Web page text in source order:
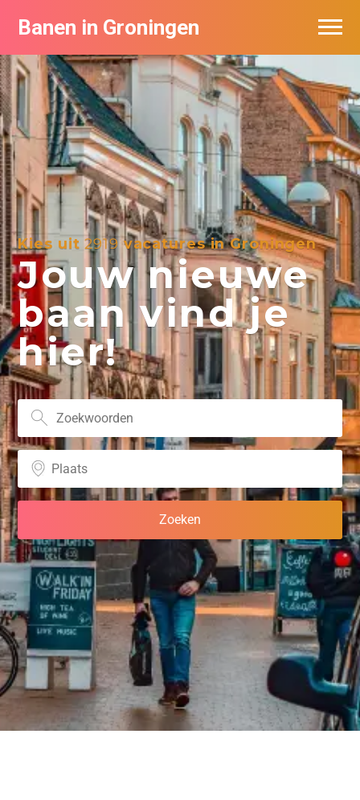
Banen in Groningen
Kies uit2919vacatures in Groningen
Jouw nieuwe
baan vind je
hier!
Vacatures per bedrijf
De populairste vacatures in Groningen
Nieuwsbrief feed